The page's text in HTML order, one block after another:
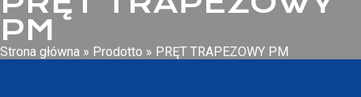
PM
Strona główna » Prodotto » PRĘT TRAPEZOWY PM